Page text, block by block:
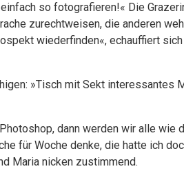
so fotografieren!« Die
zurechtweisen, die anderen
wiederfinden«, echauffiert
»Tisch mit Sekt interessantes
dann werden wir alle wie
für Woche denke, die hatte ich
Maria nicken zustimmend.